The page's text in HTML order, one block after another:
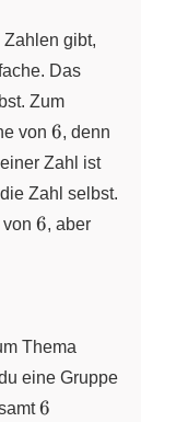
gibt,
Das
Zum
von 6
6, denn
Zahl ist
Zahl selbst.
6
6, aber
Thema
eine Gruppe
6
6